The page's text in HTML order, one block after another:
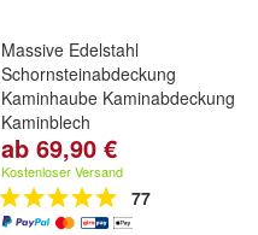
Massive Edelstahl
Schornsteinabdeckung
Kaminhaube Kaminabdeckung
Kaminblech
Größe:70cm x 90cm
50cm,60cm x 60cm
weitere ...
ab 69,90 €
Kostenloser Versand
77